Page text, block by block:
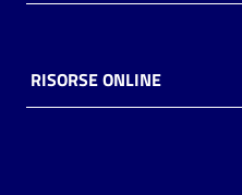
Decentrate
RISORSE ONLINE